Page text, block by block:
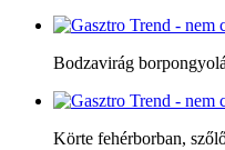
Bodzavirág
Körte fehérborban,